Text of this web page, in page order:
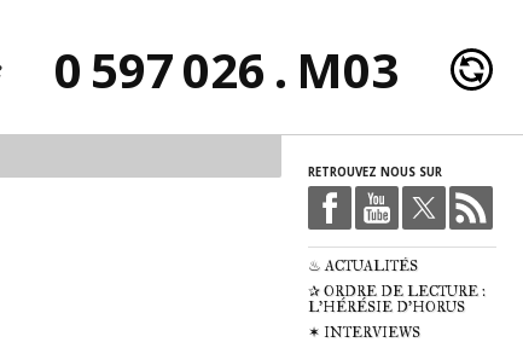
0 597 026 . M03
RETROUVEZ NOUS SUR
♨ ACTUALITÉS
✰ ORDRE DE LECTURE :
L'HÉRÉSIE D'HORUS
✶ INTERVIEWS